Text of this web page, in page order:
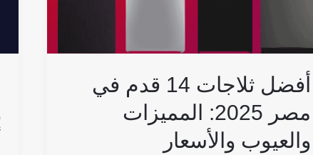
أفضل ثلاجات 14 قدم في
مصر 2025: المميزات
والعيوب والأسعار